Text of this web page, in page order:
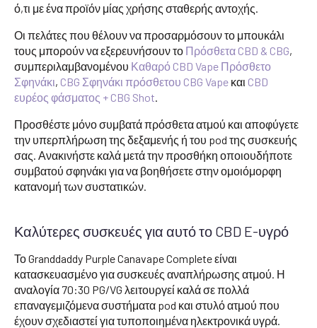
ό,τι με ένα προϊόν μίας χρήσης σταθερής αντοχής.
Οι πελάτες που θέλουν να προσαρμόσουν το μπουκάλι
τους μπορούν να εξερευνήσουν το Πρόσθετα CBD & CBG,
συμπεριλαμβανομένου Καθαρό CBD Vape Πρόσθετο
Σφηνάκι, CBG Σφηνάκι πρόσθετου CBG Vape και CBD
ευρέος φάσματος + CBG Shot
Προσθέστε μόνο συμβατά πρόσθετα ατμού και αποφύγετε
την υπερπλήρωση της δεξαμενής ή του pod της συσκευής
σας. Ανακινήστε καλά μετά την προσθήκη οποιουδήποτε
συμβατού σφηνάκι για να βοηθήσετε στην ομοιόμορφη
κατανομή των συστατικών.
Καλύτερες συσκευές για αυτό το CBD E-υγρό
Το Granddaddy Purple Canavape Complete είναι
κατασκευασμένο για συσκευές αναπλήρωσης ατμού. Η
αναλογία 70:30 PG/VG λειτουργεί καλά σε πολλά
επαναγεμιζόμενα συστήματα pod και στυλό ατμού που
έχουν σχεδιαστεί για τυποποιημένα ηλεκτρονικά υγρά.